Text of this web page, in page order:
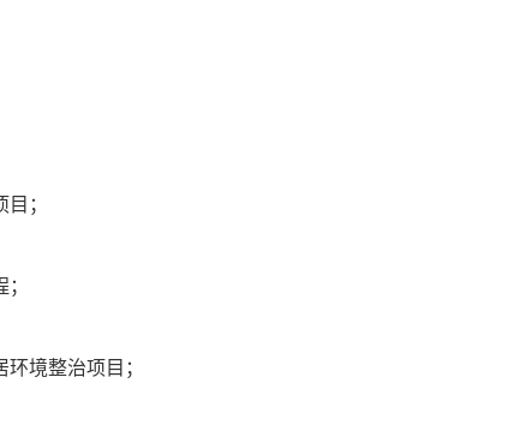
；
境整治项目；